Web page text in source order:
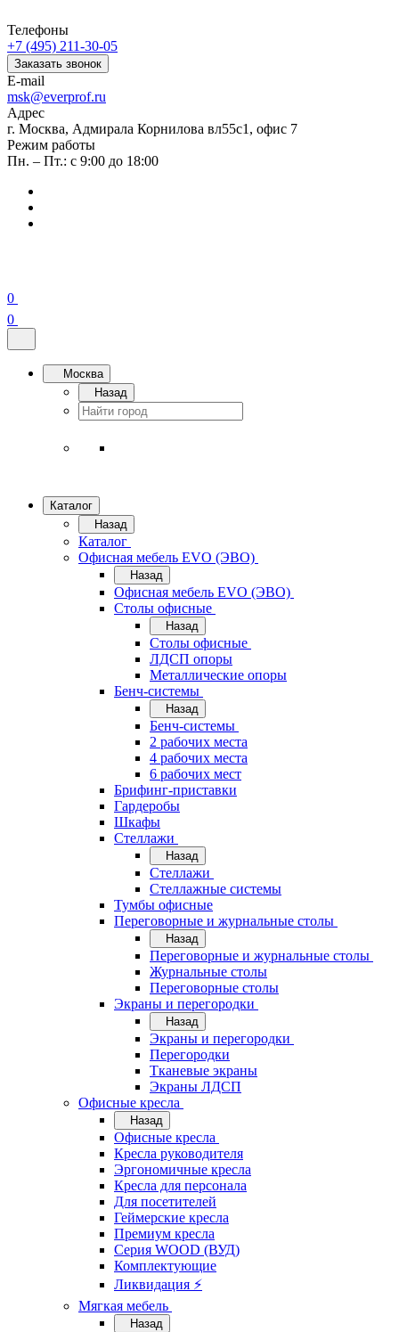
Телефоны
+7 (495) 211-30-05
Заказать звонок
E-mail
msk@everprof.ru
Адрес
г. Москва, Адмирала Корнилова вл55с1, офис 7
Режим работы
Пн. – Пт.: с 9:00 до 18:00
0
0
Москва
Назад
Каталог
Назад
Каталог
Офисная мебель EVO (ЭВО)
Назад
Офисная мебель EVO (ЭВО)
Cтолы офисные
Назад
Cтолы офисные
ЛДСП опоры
Металлические опоры
Бенч-системы
Назад
Бенч-системы
2 рабочих места
4 рабочих места
6 рабочих мест
Брифинг-приставки
Гардеробы
Шкафы
Стеллажи
Назад
Стеллажи
Стеллажные системы
Тумбы офисные
Переговорные и журнальные столы
Назад
Переговорные и журнальные столы
Журнальные столы
Переговорные столы
Экраны и перегородки
Назад
Экраны и перегородки
Перегородки
Тканевые экраны
Экраны ЛДСП
Офисные кресла
Назад
Офисные кресла
Кресла руководителя
Эргономичные кресла
Кресла для персонала
Для посетителей
Геймерские кресла
Премиум кресла
Серия WOOD (ВУД)
Комплектующие
Ликвидация ⚡
Мягкая мебель
Назад